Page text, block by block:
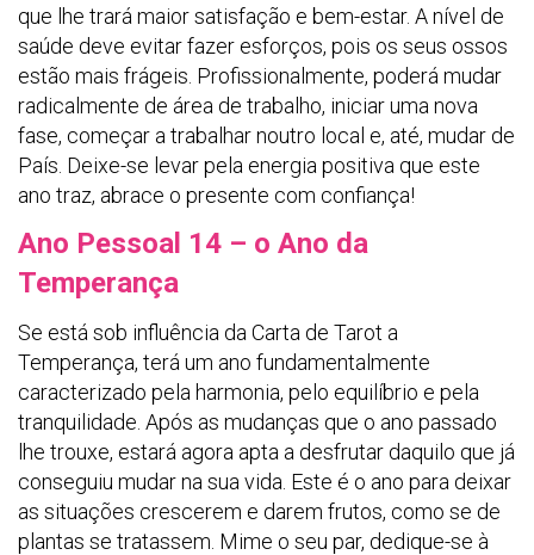
que lhe trará maior satisfação e bem-estar. A nível de
saúde deve evitar fazer esforços, pois os seus ossos
estão mais frágeis. Profissionalmente, poderá mudar
radicalmente de área de trabalho, iniciar uma nova
fase, começar a trabalhar noutro local e, até, mudar de
País. Deixe-se levar pela energia positiva que este
ano traz, abrace o presente com confiança!
Ano Pessoal 14 – o Ano da
Temperança
Se está sob influência da Carta de Tarot a
Temperança, terá um ano fundamentalmente
caracterizado pela harmonia, pelo equilíbrio e pela
tranquilidade. Após as mudanças que o ano passado
lhe trouxe, estará agora apta a desfrutar daquilo que já
conseguiu mudar na sua vida. Este é o ano para deixar
as situações crescerem e darem frutos, como se de
plantas se tratassem. Mime o seu par, dedique-se à